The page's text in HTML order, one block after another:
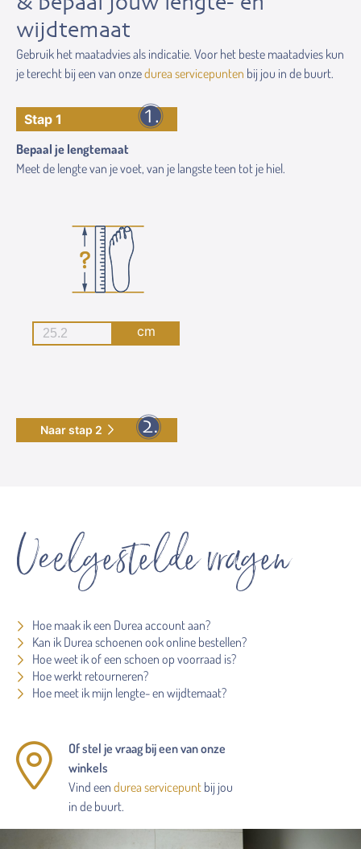
wijdtemaat
Gebruik het maatadvies als indicatie. Voor het beste maatadvies kun
je terecht bij een van onzedurea servicepunten bij jou in de buurt.
Stap 1
Bepaal je lengtemaat
Meet de lengte van je voet, van je langste teen tot je hiel.
cm
Naar stap 2
Veelgestelde vragen
Hoe maak ik een Durea account aan?
Kan ik Durea schoenen ook online bestellen?
Hoe weet ik of een schoen op voorraad is?
Hoe werkt retourneren?
Hoe meet ik mijn lengte- en wijdtemaat?
Of stel je vraag bij een van onze
winkels
Vind een durea servicepunt bij jou
in de buurt.